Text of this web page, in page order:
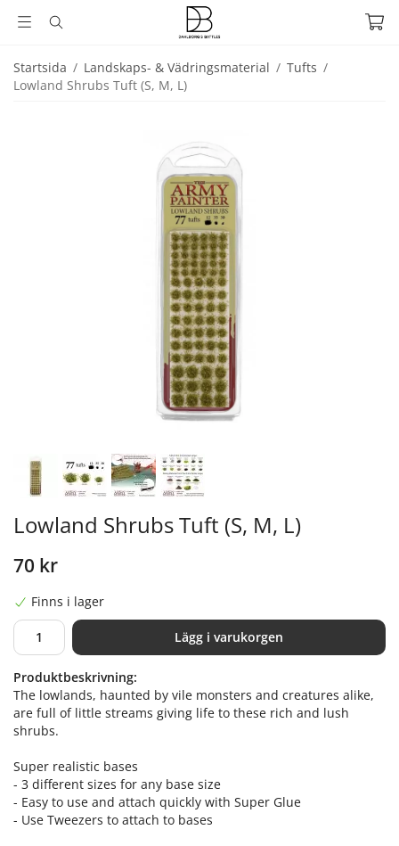
Startsida / Landskaps- & Vädringsmaterial / Tufts /
Lowland Shrubs Tuft (S, M, L)
Lowland Shrubs Tuft (S, M, L)
70 kr
Finns i lager
Lägg i varukorgen
Produktbeskrivning:
The lowlands, haunted by vile monsters and creatures alike,
are full of little streams giving life to these rich and lush
shrubs.
Super realistic bases
- 3 different sizes for any base size
- Easy to use and attach quickly with Super Glue
- Use Tweezers to attach to bases